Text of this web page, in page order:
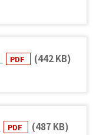
PDF (442 KB)
PDF (487 KB)